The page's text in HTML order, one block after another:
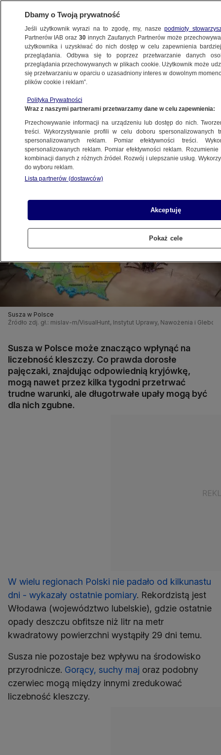
METEO
NAJNOWSZE
wilgotność może mocno przetrzebić
populację"
22.06.2018, 18:48
Udostępnij
Susza w Polsce
Źródło zdj. gł.: mislav-m/VisualHunt, Instytut Uprawy, Nawożenia i
Susza w Polsce może znacząco wpłynąć na
liczebność kleszczy. Co prawda dorosłe
pajęczaki, znajdując odpowiednią kryjówkę,
mogą nawet przez kilka tygodni przetrwać
trudne warunki, ale długotrwałe upały mogą być
dla nich zgubne.
W wielu regionach Polski nie padało od kilkunastu
dni - wykazały ostatnie pomiary. Rekordzistą jest
Włodawa (województwo lubelskie), gdzie ostatnie
opady deszczu obfitsze niż litr na metr
kwadratowy powierzchni wystąpiły 29 dni temu.
Susza nie pozostaje bez wpływu na środowisko
przyrodnicze. Gorący, suchy maj oraz podobny
czerwiec mogą między innymi zredukować
liczebność kleszczy.
Dbamy o Twoją prywatność
Jeśli użytkownik wyrazi na to zgodę, my, naszepodmioty
Partnerów IAB oraz30 innych Zaufanych Partnerów może
użytkownika i uzyskiwać do nich dostęp w celu zapewnienia
przeglądania. Odbywa się to poprzez przetwarzanie danych
przeglądania przechowywanych w plikach cookie. Użytkownik może
się przetwarzaniu w oparciu o uzasadniony interes w dowolnym
plików cookie i reklam”.
Polityka Prywatności
Wraz z naszymi partnerami przetwarzamy dane w celu zapewnienia:
Przechowywanie informacji na urządzeniu lub dostęp do nich.
treści. Wykorzystywanie profili w celu doboru spersonalizowanych
spersonalizowanych reklam. Pomiar efektywności treści.
spersonalizowanych reklam. Pomiar efektywności reklam.
kombinacji danych z różnych źródeł. Rozwój i ulepszanie usług.
do wyboru reklam.
Lista partnerów (dostawców)
Akceptuję
Pokaż cele